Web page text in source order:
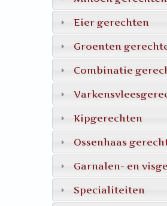
Eier gerechten
Groenten
Combinatie
Kipgerechten
Ossenhaas
Garnalen- en
Specialiteiten